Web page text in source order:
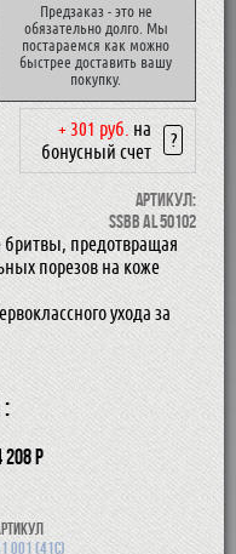
Предзаказ - это не
обязательно долго. Мы
постараемся как можно
быстрее доставить вашу
покупку.
+ 301 руб.на
бонусный счет
?
Артикул:
SSBB AL 50102
предотвращая
порезов на коже
ухода за
208 р
001 (41С)